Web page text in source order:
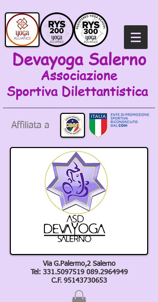
Devayoga Salerno
Associazione
Sportiva Dilettantistica
Affiliata a
Via G.Palermo,2 Salerno
Tel: 331.5097519 089.2964949
C.F. 95143730653